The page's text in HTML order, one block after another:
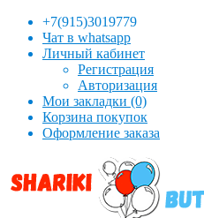
+7(915)3019779
Чат в whatsapp
Личный кабинет
Регистрация
Авторизация
Мои закладки (0)
Корзина покупок
Оформление заказа